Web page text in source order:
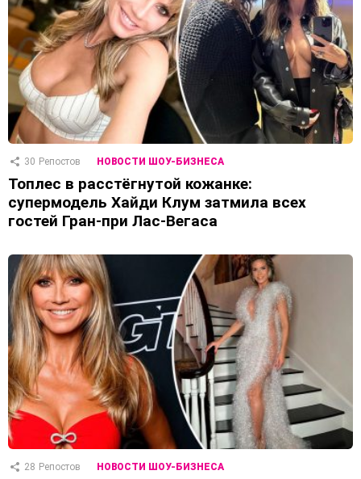
30 Репостов НОВОСТИ ШОУ-БИЗНЕСА
Топлес в расстёгнутой кожанке:
супермодель Хайди Клум затмила всех
гостей Гран-при Лас-Вегаса
28 Репостов НОВОСТИ ШОУ-БИЗНЕСА